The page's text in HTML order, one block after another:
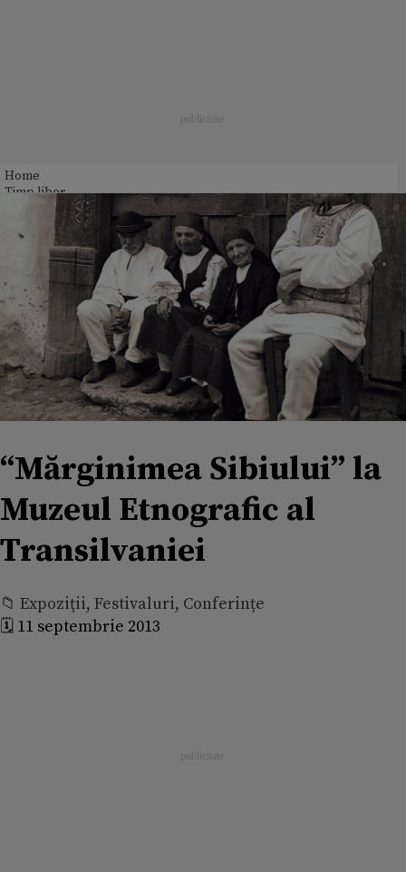
Home
Timp liber
“Mărginimea Sibiului” la
Muzeul Etnografic al
Transilvaniei
📁 Expoziţii, Festivaluri, Conferințe
🗓️ 11 septembrie 2013